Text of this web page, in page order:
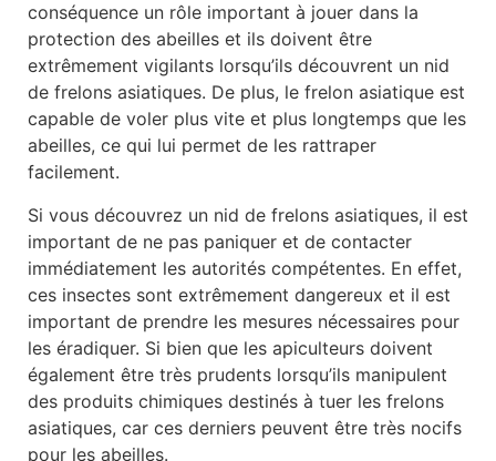
conséquence un rôle important à jouer dans la
protection des abeilles et ils doivent être
extrêmement vigilants lorsqu’ils découvrent un nid
de frelons asiatiques. De plus, le frelon asiatique est
capable de voler plus vite et plus longtemps que les
abeilles, ce qui lui permet de les rattraper
facilement.
Si vous découvrez un nid de frelons asiatiques, il est
important de ne pas paniquer et de contacter
immédiatement les autorités compétentes. En effet,
ces insectes sont extrêmement dangereux et il est
important de prendre les mesures nécessaires pour
les éradiquer. Si bien que les apiculteurs doivent
également être très prudents lorsqu’ils manipulent
des produits chimiques destinés à tuer les frelons
asiatiques, car ces derniers peuvent être très nocifs
pour les abeilles.